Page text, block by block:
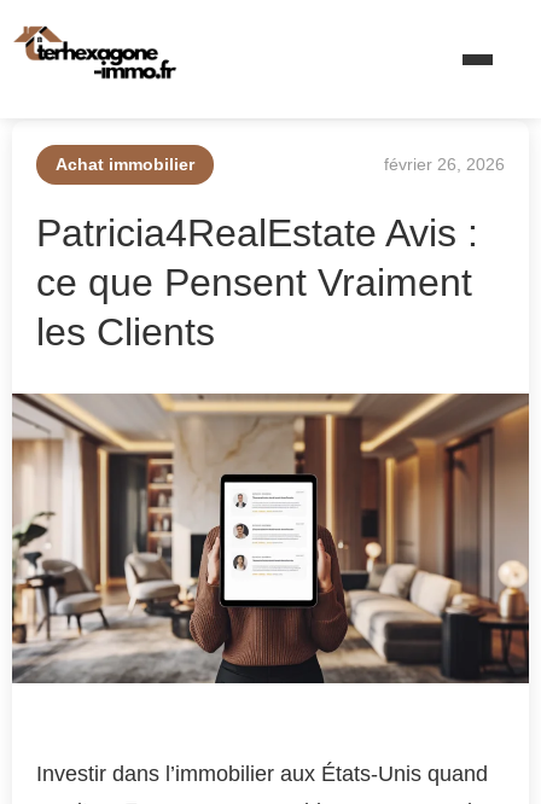
Achat immobilier février 26, 2026
Patricia4RealEstate Avis :
ce que Pensent Vraiment
les Clients
Investir dans l’immobilier aux États-Unis quand